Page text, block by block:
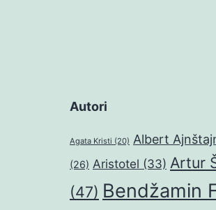
Autori
Agata Kristi (20) Albert
(26) Aristotel (33) Artur
(47) Bendžamin